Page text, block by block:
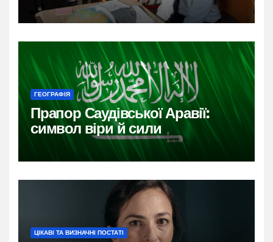
ГЕОГРАФІЯ
Прапор Саудівської Аравії:
символ віри й сили
ЦІКАВІ ТА ВИЗНАЧНІ ПОСТАТІ